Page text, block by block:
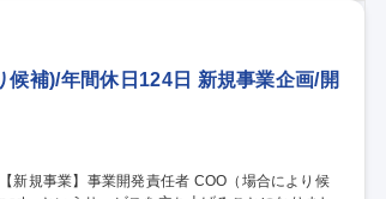
候補)/年間休日124日 新規事業企画/開